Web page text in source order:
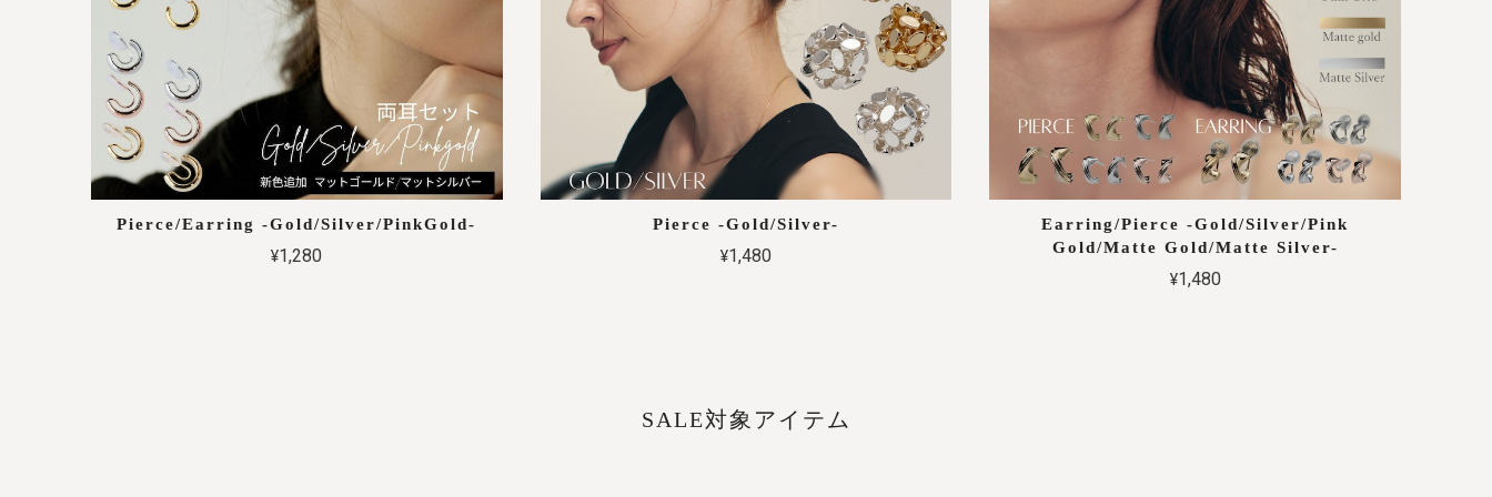
Pierce/Earring -Gold/Silver/PinkGold-
¥1,280
Pierce -Gold/Silver-
¥1,480
Earring/Pierce -Gold/Silver/Pink
Gold/Matte Gold/Matte Silver-
¥1,480
SALE対象アイテム